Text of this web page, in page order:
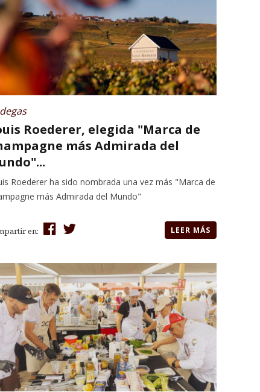
Roederer, elegida "Marca de
más Admirada del
Roederer ha sido nombrada una vez más "Marca de
más Admirada del Mundo"
en: LEER MÁS